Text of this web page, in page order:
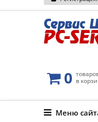
0 в
Меню